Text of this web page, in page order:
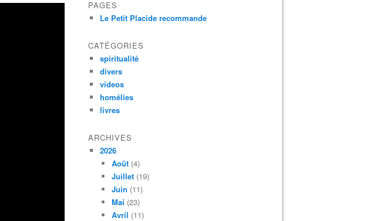
PAGES
Le Petit Placide recommande
CATÉGORIES
spiritualité
divers
videos
homélies
livres
ARCHIVES
2026
Août (4)
Juillet (19)
Juin (11)
Mai (23)
Avril (11)